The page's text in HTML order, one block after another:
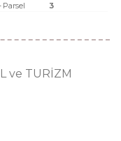
Parsel 3
ve TURİZM